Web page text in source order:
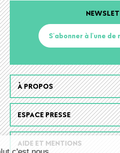
S'abonner à l'une de
Footer
menu
À PROPOS
ESPACE PRESSE
AIDE ET MENTIONS